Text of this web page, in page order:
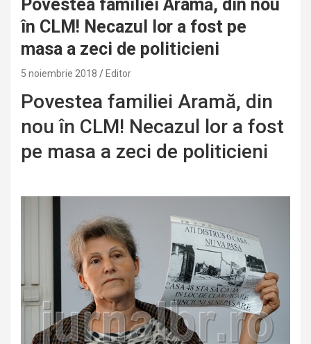
Povestea familiei Aramă, din nou
în CLM! Necazul lor a fost pe
masa a zeci de politicieni
5 noiembrie 2018 Editor
Povestea familiei Aramă, din
nou în CLM! Necazul lor a fost
pe masa a zeci de politicieni